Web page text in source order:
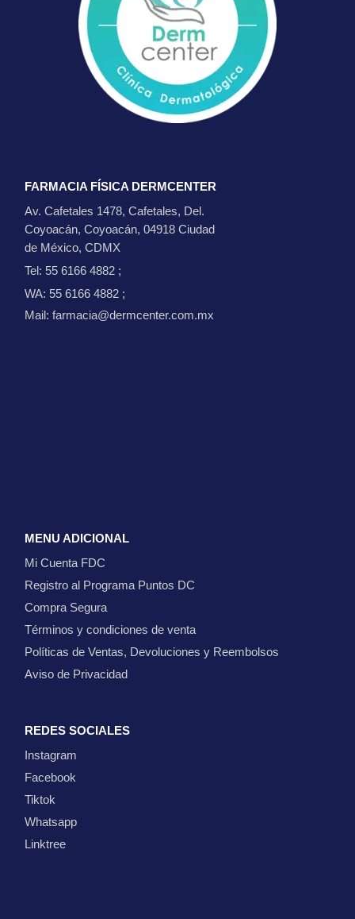
FARMACIA FÍSICA DERMCENTER
Av. Cafetales 1478, Cafetales, Del.
Coyoacán, Coyoacán, 04918 Ciudad
de México, CDMX
Tel: 55 6166 4882 ;
WA: 55 6166 4882 ;
Mail: farmacia@dermcenter.com.mx
MENU ADICIONAL
Mi Cuenta FDC
Registro al Programa Puntos DC
Compra Segura
Términos y condiciones de venta
Políticas de Ventas, Devoluciones y Reembolsos
Aviso de Privacidad
REDES SOCIALES
Instagram
Facebook
Tiktok
Whatsapp
Linktree